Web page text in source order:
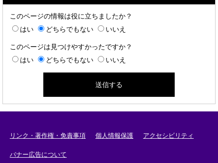
このページの情報は役に立ちましたか？
はい
どちらでもない いいえ
このページは見つけやすかったですか？
はい
どちらでもない いいえ
リンク・著作権・免責事項 個人情報保護 アクセシビリティ
バナー広告について